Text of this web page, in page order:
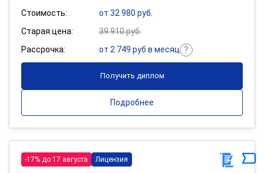
Стоимость:
от 32 980 руб.
Старая цена:
39 910 руб.
Рассрочка:
от 2 749 руб в месяц
Получить диплом
Подробнее
-17% до 17 августа Лицензия